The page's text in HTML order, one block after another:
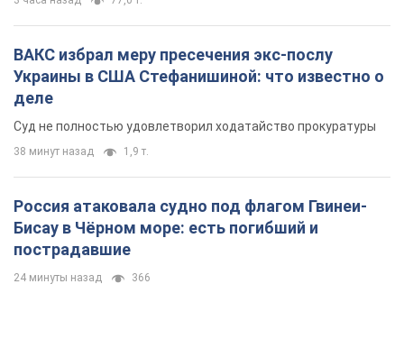
ВАКС избрал меру пресечения экс-послу
Украины в США Стефанишиной: что известно о
деле
Суд не полностью удовлетворил ходатайство прокуратуры
38 минут назад 1,9 т.
Россия атаковала судно под флагом Гвинеи-
Бисау в Чёрном море: есть погибший и
пострадавшие
24 минуты назад 366